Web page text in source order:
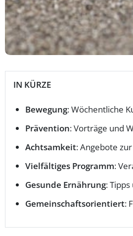
IN KÜRZE
Bewegung: Wöchentliche
Prävention: Vorträge und
Achtsamkeit: Angebote
Vielfältiges Programm:
Gesunde Ernährung:
Gemeinschaftsorientiert: